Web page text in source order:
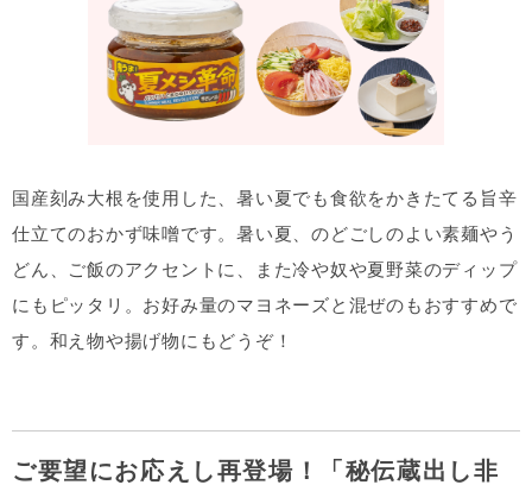
国産刻み大根を使用した、暑い夏でも食欲をかきたてる旨辛
仕立てのおかず味噌です。暑い夏、のどごしのよい素麺やう
どん、ご飯のアクセントに、また冷や奴や夏野菜のディップ
にもピッタリ。お好み量のマヨネーズと混ぜのもおすすめで
す。和え物や揚げ物にもどうぞ！
ご要望にお応えし再登場！「秘伝蔵出し非